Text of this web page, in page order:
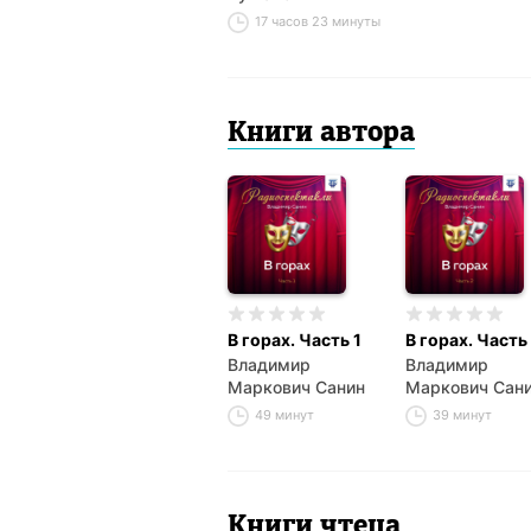
17 часов 23 минуты
Книги автора
В горах. Часть 1
Владимир
Маркович Санин
49 минут
В горах. Часть
Владимир
Маркович
39 минут